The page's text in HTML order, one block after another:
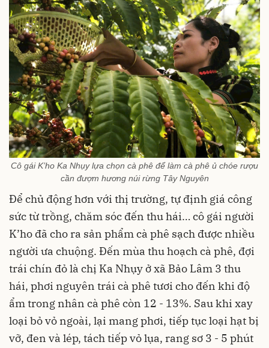
Cô gái K’ho Ka Nhụy lựa chọn cà phê để làm cà phê ủ chóe rượu
cần đượm hương núi rừng Tây Nguyên
Để chủ động hơn với thị trường, tự định giá công
sức từ trồng, chăm sóc đến thu hái… cô gái người
K’ho đã cho ra sản phẩm cà phê sạch được nhiều
người ưa chuộng. Đến mùa thu hoạch cà phê, đợi
trái chín đỏ là chị Ka Nhụy ở xã Bảo Lâm 3 thu
hái, phơi nguyên trái cà phê tươi cho đến khi độ
ẩm trong nhân cà phê còn 12 - 13%. Sau khi xay
loại bỏ vỏ ngoài, lại mang phơi, tiếp tục loại hạt bị
vỡ, đen và lép, tách tiếp vỏ lụa, rang sơ 3 - 5 phút